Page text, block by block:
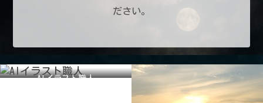
ださい。
AIイラスト職人